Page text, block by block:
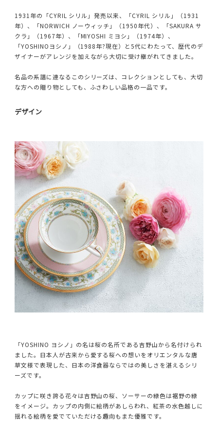
1931年の「CYRIL シリル」発売以来、「CYRIL シリル」（1931
年）、「NORWICH ノーウィッチ」（1950年代）、「SAKURA サ
クラ」（1967年）、「MIYOSHI ミヨシ」（1974年）、
「YOSHINOヨシノ」（1988年?現在）と5代にわたって、歴代のデ
ザイナーがアレンジを加えながら大切に受け継がれてきました。
名品の系譜に連なるこのシリーズは、コレクションとしても、大切
な方への贈り物としても、ふさわしい品格の一品です。
デザイン
「YOSHINO ヨシノ」の名は桜の名所である吉野山から名付けられ
ました。日本人が古来から愛する桜への想いをオリエンタルな唐
草文様で表現した、日本の洋食器ならではの美しさを湛えるシリ
ーズです。
カップに咲き誇る花々は吉野山の桜、ソーサーの緑色は裾野の緑
をイメージ。カップの内側に絵柄があしらわれ、紅茶の水色越しに
揺れる絵柄を愛でていただける趣向もまた優雅です。